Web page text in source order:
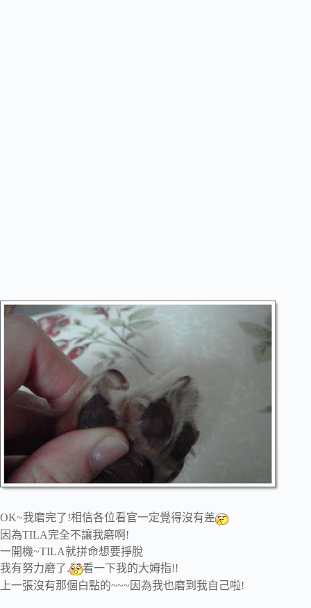
OK~我磨完了!相信各位看官一定覺得沒有差
因為TILA完全不讓我磨啊!
一開機~TILA就拼命想要掙脫
我有努力磨了.
看一下我的大姆指!!
上一張沒有那個白點的~~~因為我也磨到我自己啦!